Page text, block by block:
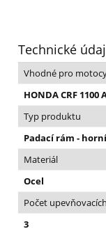
Technické
Vhodné pro
HONDA CRF
Typ produktu
Padací rám - horní
Materiál
Ocel
Počet
3